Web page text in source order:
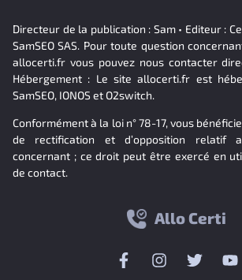
Directeur de la publication : Sam • Editeur :
SamSEO SAS. Pour toute question
allocerti.fr vous pouvez nous contacter
Hébergement : Le site allocerti.fr est
SamSEO, IONOS et O2switch.
Conformément à la loi n° 78-17, vous
de rectification et d’opposition relatif
concernant ; ce droit peut être exercé en
de contact.
Allo Certi